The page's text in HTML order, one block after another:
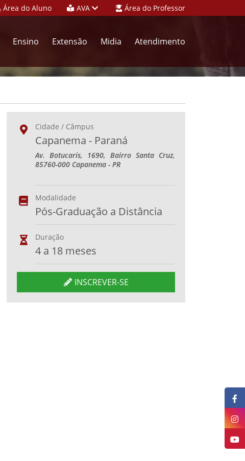
Área do Aluno AVA Área do Professor
Ensino Extensão Midia Atendimento
Cidade / Câmpus
Capanema - Paraná
Av. Botucaris, 1690, Bairro Santa Cruz,
85760-000 Capanema - PR
Modalidade
Pós-Graduação a Distância
Duração
4 a 18 meses
INSCREVER-SE